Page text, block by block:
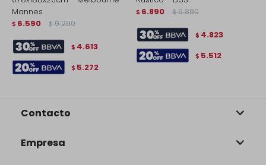
Mannes
$ 6.590 $ 9.290
$ 4.613
$ 5.272
$ 6.890 $ 9.890
$ 4.823
$ 5.512
Contacto
Empresa